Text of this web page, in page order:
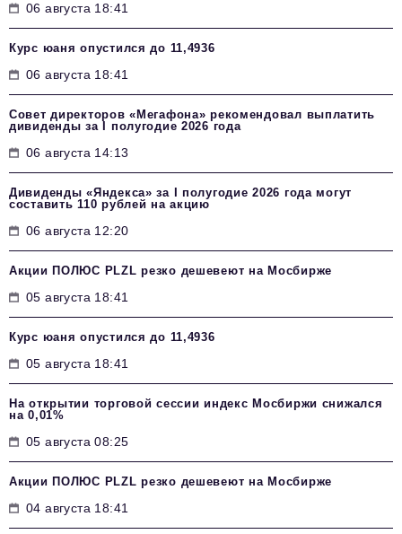
06 августа 18:41
Курс юаня опустился до 11,4936
06 августа 18:41
Совет директоров «Мегафона» рекомендовал выплатить
дивиденды за I полугодие 2026 года
06 августа 14:13
Дивиденды «Яндекса» за I полугодие 2026 года могут
составить 110 рублей на акцию
06 августа 12:20
Акции ПОЛЮС PLZL резко дешевеют на Мосбирже
05 августа 18:41
Курс юаня опустился до 11,4936
05 августа 18:41
На открытии торговой сессии индекс Мосбиржи снижался
на 0,01%
05 августа 08:25
Акции ПОЛЮС PLZL резко дешевеют на Мосбирже
04 августа 18:41